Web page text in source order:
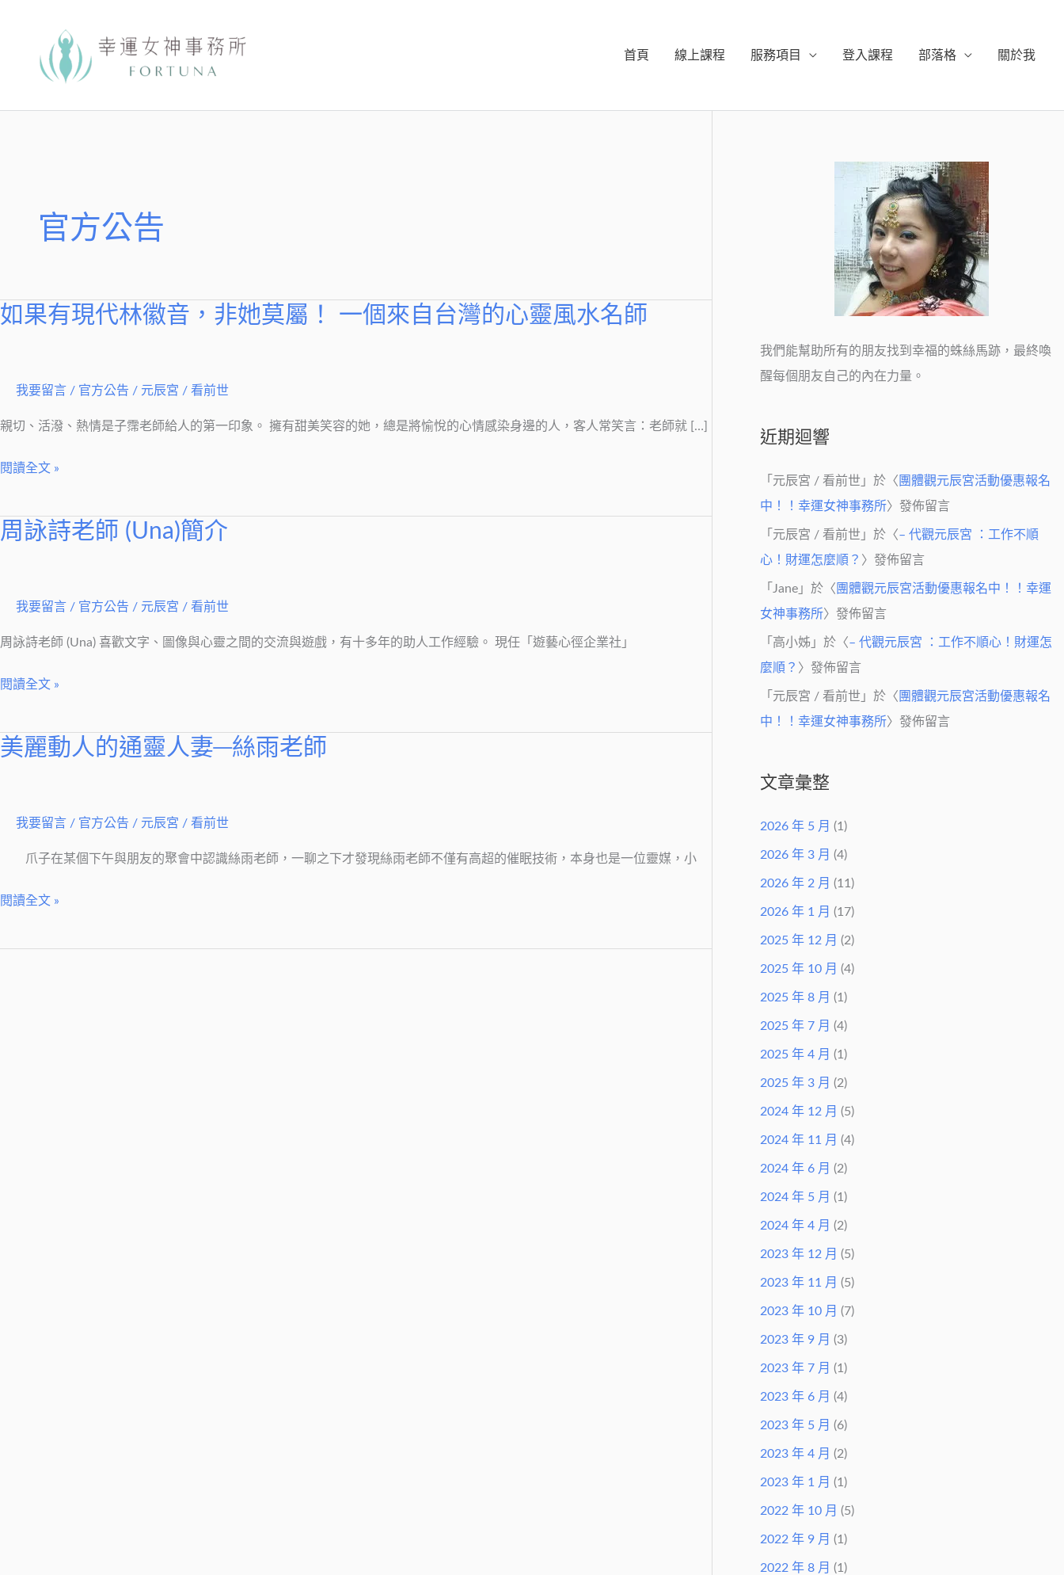
首頁 線上課程 服務項目 登入課程 部落格 關於我
官方公告
如果有現代林徽音，非她莫屬！ 一個來自台灣的心靈風水名師
我要留言 / 官方公告 / 元辰宮 / 看前世
親切、活潑、熱情是子霈老師給人的第一印象。 擁有甜美笑容的她，總是將愉悅的心情感染身邊的人，客人常笑言：老師就 […]
如
林
音，
她
莫
台
心
閱讀全文 »
周詠詩老師 (Una)簡介
我要留言 / 官方公告 / 元辰宮 / 看前世
周詠詩老師 (Una) 喜歡文字、圖像與心靈之間的交流與遊戲，有十多年的助人工作經驗。 現任「遊藝心徑企業社」
周
(Una)
介
閱讀全文 »
美麗動人的通靈人妻─絲雨老師
我要留言 / 官方公告 / 元辰宮 / 看前世
爪子在某個下午與朋友的聚會中認識絲雨老師，一聊之下才發現絲雨老師不僅有高超的催眠技術，本身也是一位靈媒，小
美
人
─
閱讀全文 »
我們能幫助所有的朋友找到幸福的蛛絲馬跡，最終喚
醒每個朋友自己的內在力量。
近期迴響
「 元辰宮 / 看前世 」於〈 團體觀元辰宮活動優惠報名
中！！幸運女神事務所〉發佈留言
「 元辰宮 / 看前世 」於〈– 代觀元辰宮 ：工作不順
心！財運怎麼順？ 〉發佈留言
「 Jane 」於〈 團體觀元辰宮活動優惠報名中！！幸運
女神事務所〉發佈留言
「 高小姊 」於〈– 代觀元辰宮 ：工作不順心！財運怎
麼順？ 〉發佈留言
「 元辰宮 / 看前世 」於〈 團體觀元辰宮活動優惠報名
中！！幸運女神事務所〉發佈留言
文章彙整
2026 年 5 月 (1)
2026 年 3 月 (4)
2026 年 2 月 (11)
2026 年 1 月 (17)
2025 年 12 月 (2)
2025 年 10 月 (4)
2025 年 8 月 (1)
2025 年 7 月 (4)
2025 年 4 月 (1)
2025 年 3 月 (2)
2024 年 12 月 (5)
2024 年 11 月 (4)
2024 年 6 月 (2)
2024 年 5 月 (1)
2024 年 4 月 (2)
2023 年 12 月 (5)
2023 年 11 月 (5)
2023 年 10 月 (7)
2023 年 9 月 (3)
2023 年 7 月 (1)
2023 年 6 月 (4)
2023 年 5 月 (6)
2023 年 4 月 (2)
2023 年 1 月 (1)
2022 年 10 月 (5)
2022 年 9 月 (1)
2022 年 8 月 (1)